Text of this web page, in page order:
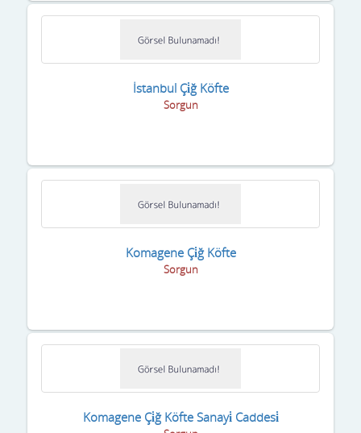
İstanbul Çi̇ğ Köfte
Sorgun
Komagene Çi̇ğ Köfte
Sorgun
Komagene Çi̇ğ Köfte Sanayi̇ Caddesi̇